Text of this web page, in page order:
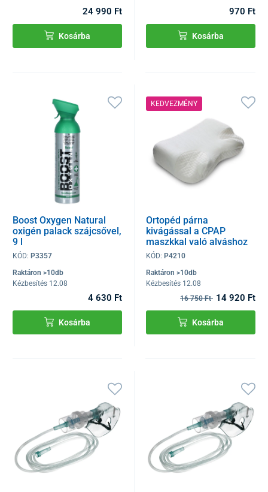
24 990 Ft
Kosárba
970 Ft
Kosárba
Boost Oxygen Natural
oxigén palack szájcsővel,
9 l
KÓD: P3357
Raktáron >10db
Kézbesítés 12.08
4 630 Ft
Kosárba
KEDVEZMÉNY
Ortopéd párna
kivágással a CPAP
maszkkal való alváshoz
KÓD: P4210
Raktáron >10db
Kézbesítés 12.08
16 750 Ft 14 920 Ft
Kosárba